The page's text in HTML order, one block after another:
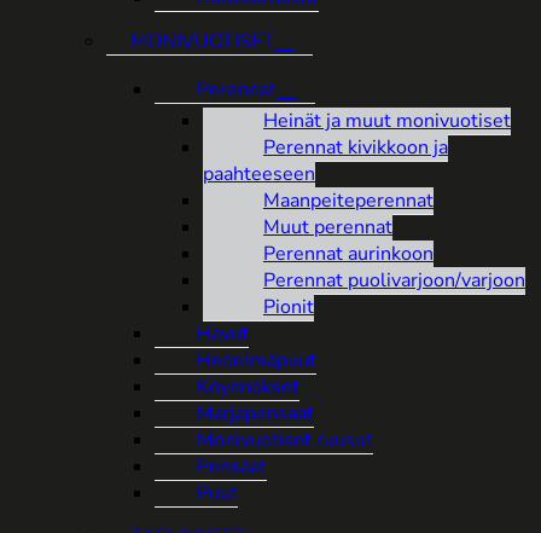
MONIVUOTISET
Perennat
Heinät ja muut monivuotiset
Perennat kivikkoon ja
paahteeseen
Maanpeiteperennat
Muut perennat
Perennat aurinkoon
Perennat puolivarjoon/varjoon
Pionit
Havut
Hedelmäpuut
Köynnökset
Marjapensaat
Monivuotiset ruusut
Pensaat
Puut